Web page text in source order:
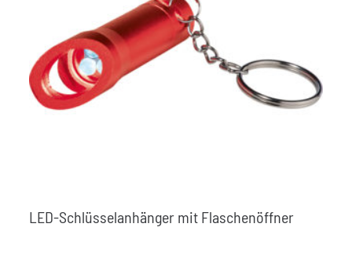
LED-Schlüsselanhänger mit Flaschenöffner